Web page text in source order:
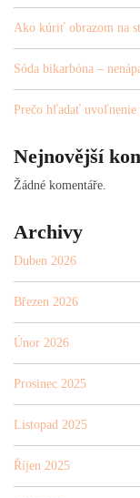
Ako kúriť obrazom na
Sóda bikarbóna –
Prečo hľadať uvoľnenie
Nejnovější
Žádné komentáře.
Archivy
Duben 2026
Březen 2026
Únor 2026
Prosinec 2025
Listopad 2025
Říjen 2025